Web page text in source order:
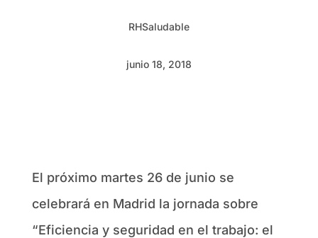
RHSaludable
junio 18, 2018
El próximo martes 26 de junio se
celebrará en Madrid la jornada sobre
“Eficiencia y seguridad en el trabajo: el